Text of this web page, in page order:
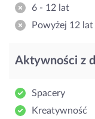
6 - 12 lat
Powyżej 12 lat
Aktywności z
Spacery
Kreatywność